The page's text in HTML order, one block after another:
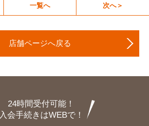
一覧へ 次へ＞
店舗ページへ戻る
24時間受付可能！
入会手続きはWEBで！